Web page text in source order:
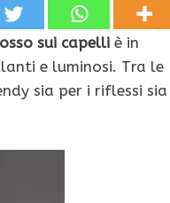
sui capelli è in
e luminosi. Tra le
sia per i riflessi sia